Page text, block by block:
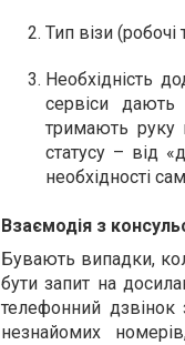
Тип візи
Необхідність
сервіси
тримають руку
статусу – від
необхідності
Взаємодія з
Бувають випадки,
бути запит на
телефонний дзвінок
незнайомих